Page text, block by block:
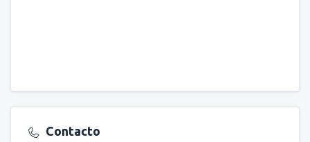
Contacto